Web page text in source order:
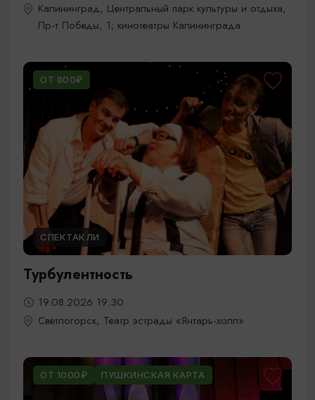
Калининград, Центральный парк культуры и отдыха,
Пр-т Победы, 1; кинотеатры Калининграда
ОТ 800₽
СПЕКТАКЛИ
Турбулентность
19.08.2026 19:30
Светлогорск, Театр эстрады «Янтарь-холл»
ОТ 1000₽ ПУШКИНСКАЯ КАРТА